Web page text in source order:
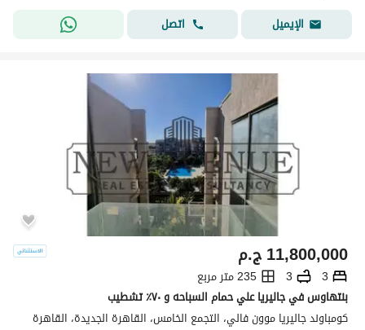
الإيميل
اتصل
ج.م11,800,000
3
3
235 متر مربع
بنتهاوس في جاليريا علي حمام السباحه و ٧٠٪؜ تشطيب
كومباوند جاليريا موون فالي، التجمع الخامس، القاهرة الجديدة، القاهرة